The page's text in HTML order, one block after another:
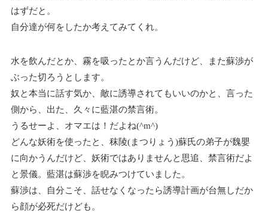
はずだと。
自分達が何をしたか考えてみてくれ。
水を飲んだとか、霧を吸ったとか言うんだけど、また蘇渉が
ぶった切ろうとします。
奴と本当に話す気か、敵に誘導されてもいいのかと、言った
側から、出た、久々に藍湛の禁言術。
うるせーよ、オマエは！だよね(^m^)
どんな妖術を使ったと、秣陵(まつりょう)蘇氏の弟子が魏嬰
に向かうんだけど、妖術ではありませんと思追、禁言術だよ
と景儀。藍湛は蘇渉を睨みつけていました。
蘇渉は、自分こそ、話せなくなったら誘導計画が台無しだか
ら顔が必死だけども。